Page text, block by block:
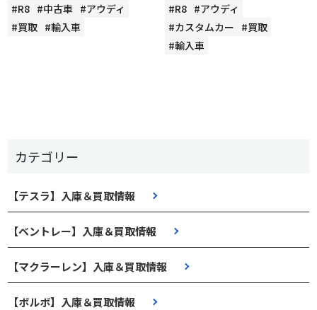
カテゴリー
【テスラ】入庫＆買取情報
【ベントレー】入庫＆買取情報
【マクラーレン】入庫＆買取情報
【ボルボ】入庫＆買取情報
#R8 #中古車 #アウディ
#買取 #輸入車
#R8 #アウディ
#カスタムカー #買取
#輸入車